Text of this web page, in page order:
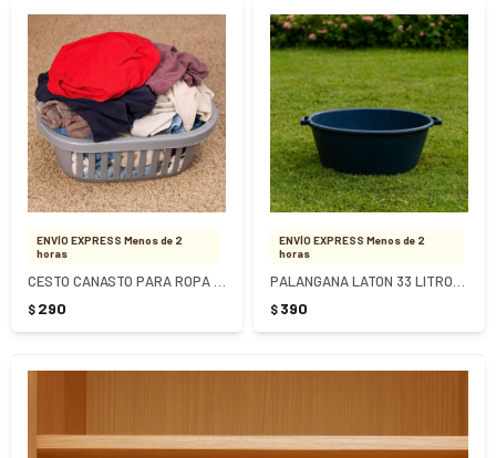
ENVÍO EXPRESS Menos de 2
horas
$ 290
ENVÍO EXPRESS Menos de 2
horas
$ 390